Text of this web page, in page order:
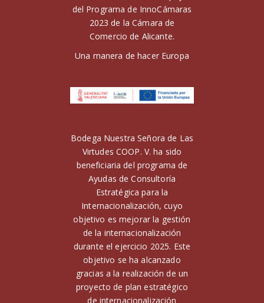
del Programa de InnoCámaras
2023 de la Cámara de
Comercio de Alicante.
Una manera de hacer Europa
Bodega Nuestra Señora de Las
Virtudes COOP. V. ha sido
beneficiaria del programa de
Ayudas de Consultoría
Estratégica para la
Internacionalización, cuyo
objetivo es mejorar la gestión
de la internacionalización
durante el ejercicio 2025. Este
objetivo se ha alcanzado
gracias a la realización de un
proyecto de plan estratégico
de internacionalización